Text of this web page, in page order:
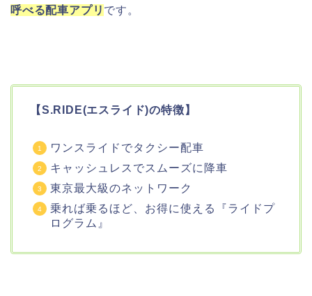
呼べる配車アプリ です。
【S.RIDE(エスライド)の特徴】
ワンスライドでタクシー配車
キャッシュレスでスムーズに降車
東京最大級のネットワーク
乗れば乗るほど、お得に使える『ライドプ
ログラム』